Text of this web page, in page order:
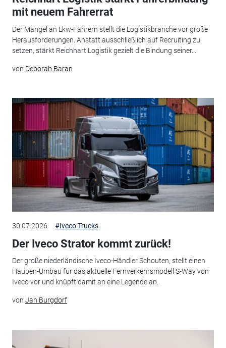
mit neuem Fahrerrat
Der Mangel an Lkw-Fahrern stellt die Logistikbranche vor große
Herausforderungen. Anstatt ausschließlich auf Recruiting zu
setzen, stärkt Reichhart Logistik gezielt die Bindung seiner...
von Deborah Baran
30.07.2026 #Iveco Trucks
Der Iveco Strator kommt zurück!
Der große niederländische Iveco-Händler Schouten, stellt einen
Hauben-Umbau für das aktuelle Fernverkehrsmodell S-Way von
Iveco vor und knüpft damit an eine Legende an.
von Jan Burgdorf